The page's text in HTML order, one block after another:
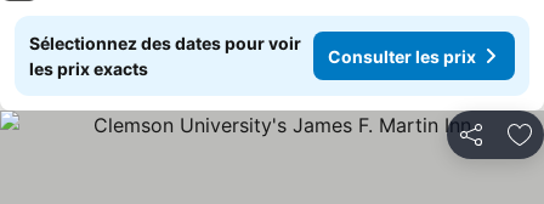
Sélectionnez des dates pour voir
les prix exacts
Consulter les prix
Partager